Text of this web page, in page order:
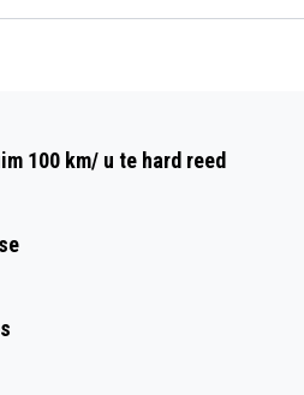
BREDA
100 km/ u te hard reed